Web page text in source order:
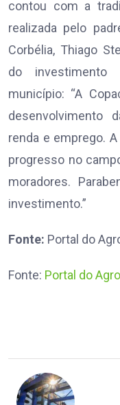
contou com a
realizada pelo
Corbélia, Thiago
do investimento
município: “A
desenvolvimento
renda e emprego.
progresso no
moradores.
investimento.”
Fonte: Portal do
Fonte: Portal do